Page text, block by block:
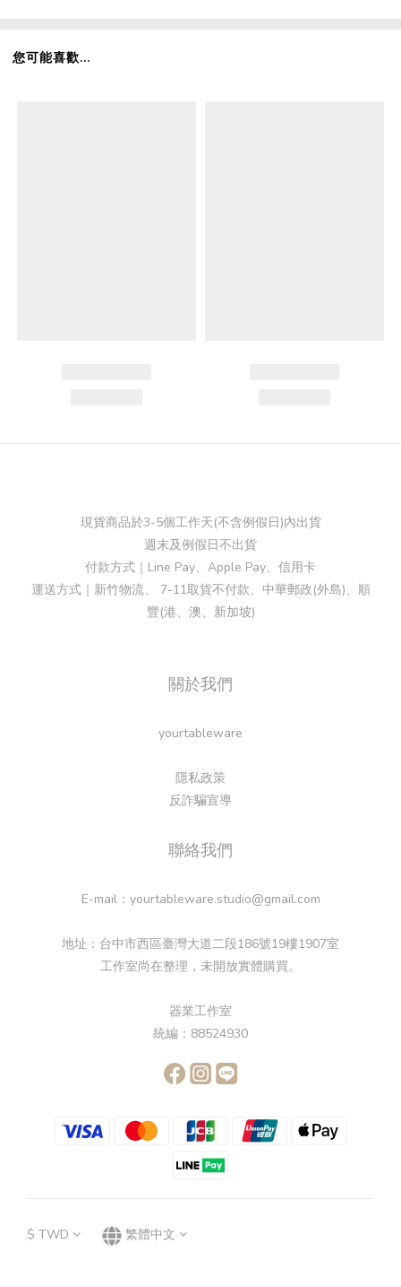
您可能喜歡...
現貨商品於3-5個工作天(不含例假日)內出貨
週末及例假日不出貨
付款方式｜Line Pay、Apple Pay、信用卡
運送方式｜新竹物流、 7-11取貨不付款、中華郵政(外島)、順
豐(港、澳、新加坡)
關於我們
yourtableware
隱私政策
反詐騙宣導
聯絡我們
E-mail：yourtableware.studio@gmail.com
地址：台中市西區臺灣大道二段186號19樓1907室
工作室尚在整理，未開放實體購買。
器業工作室
統編：88524930
$ TWD 繁體中文